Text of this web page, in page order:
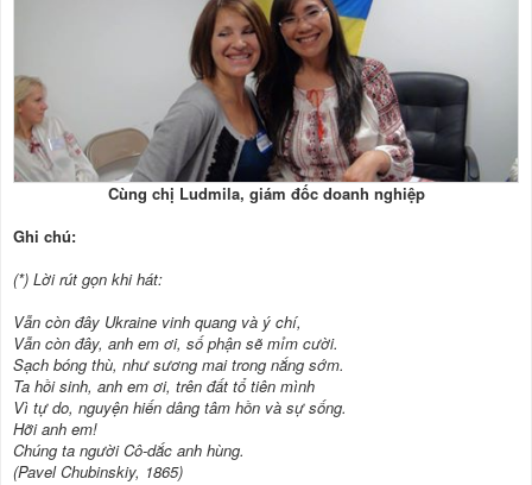
Cùng chị Ludmila, giám đốc doanh nghiệp
Ghi chú:
(*) Lời rút gọn khi hát:
Vẫn còn đây Ukraine vinh quang và ý chí,
Vẫn còn đây, anh em ơi, số phận sẽ mỉm cười.
Sạch bóng thù, như sương mai trong nắng sớm.
Ta hồi sinh, anh em ơi, trên đất tổ tiên mình
Vì tự do, nguyện hiến dâng tâm hồn và sự sống.
Hỡi anh em!
Chúng ta người Cô-dắc anh hùng.
(Pavel Chubinskiy, 1865)